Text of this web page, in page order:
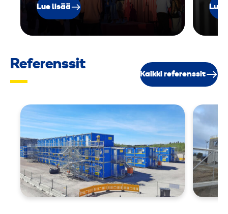
Lue lisää Lue
Referenssit
Kaikki referenssit